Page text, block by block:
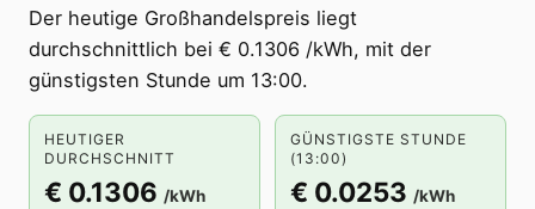
Der heutige Großhandelspreis liegt
durchschnittlich bei € 0.1306 /kWh, mit der
günstigsten Stunde um 13:00.
HEUTIGER
DURCHSCHNITT
€ 0.1306 /kWh
GÜNSTIGSTE STUNDE
(13:00)
€ 0.0253 /kWh